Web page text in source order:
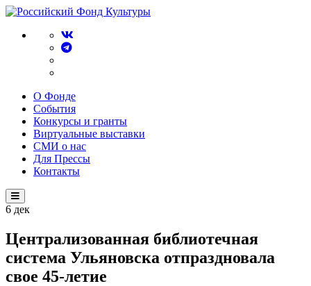
О Фонде
События
Конкурсы и гранты
Виртуальные выставки
СМИ о нас
Для Прессы
Контакты
6 дек
Централизованная библиотечная
система Ульяновска отпраздновала
свое 45-летие